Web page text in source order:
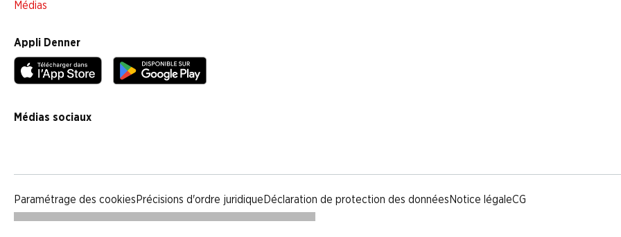
Médias
Appli Denner
Médias sociaux
Paramétrage des cookies Précisions d'ordre juridique Déclaration de protection des données Notice légaleCG